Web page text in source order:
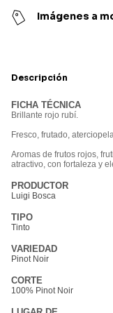
Imágenes a
Descripción
FICHA TÉCNICA
Brillante rojo rubí.
Fresco, frutado,
Aromas de frutos rojos,
atractivo, con fortaleza y
PRODUCTOR
Luigi Bosca
TIPO
Tinto
VARIEDAD
Pinot Noir
CORTE
100% Pinot Noir